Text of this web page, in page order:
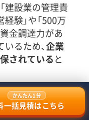
建設業の管理責
験」や「500万
金調達力があ
るため、企業
されていると
を行ってる業
ありません。建
かんたん1分
一括見積はこちら